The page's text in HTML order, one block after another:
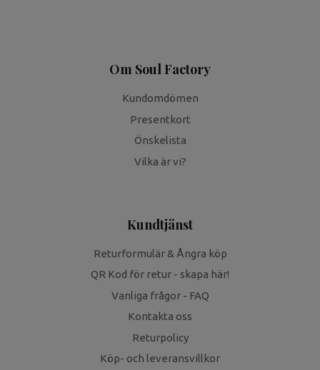
Om Soul Factory
Kundomdömen
Presentkort
Önskelista
Vilka är vi?
Kundtjänst
Returformulär & Ångra köp
QR Kod för retur - skapa här!
Vanliga frågor - FAQ
Kontakta oss
Returpolicy
Köp- och leveransvillkor